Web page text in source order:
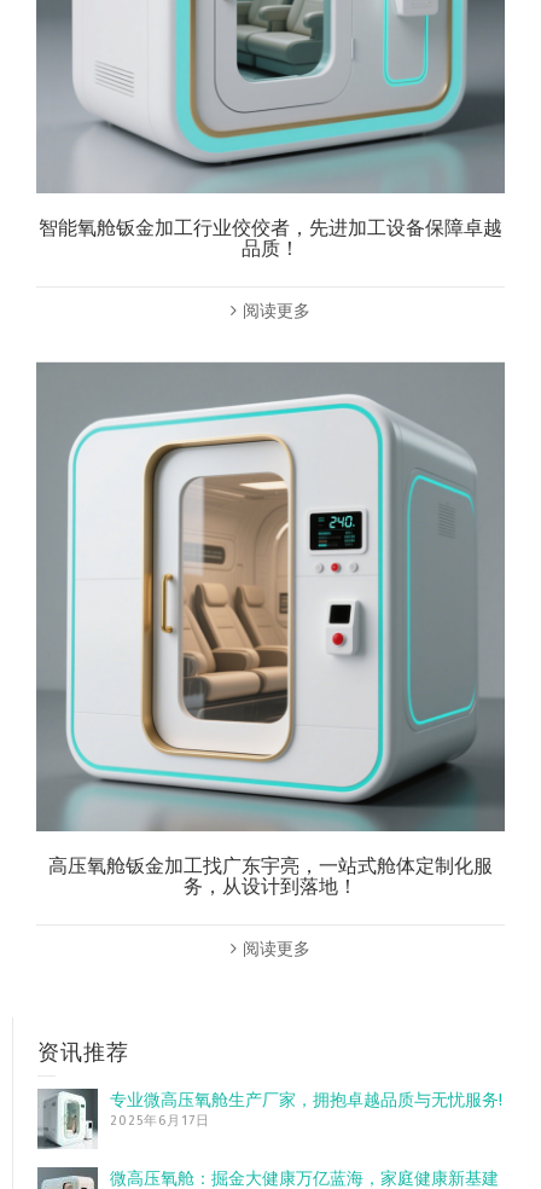
智能氧舱钣金加工行业佼佼者，先进加工设备保障卓越
品质！
阅读更多
高压氧舱钣金加工找广东宇亮，一站式舱体定制化服
务，从设计到落地！
阅读更多
资讯推荐
专业微高压氧舱生产厂家，拥抱卓越品质与无忧服务!
2025年6月17日
微高压氧舱：掘金大健康万亿蓝海，家庭健康新基建